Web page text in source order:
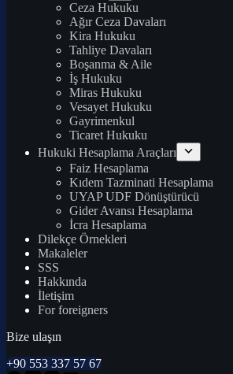
Ceza Hukuku
Ağır Ceza Davaları
Kira Hukuku
Tahliye Davaları
Boşanma & Aile
İş Hukuku
Miras Hukuku
Vesayet Hukuku
Gayrimenkul
Ticaret Hukuku
Hukuki Hesaplama Araçları
Faiz Hesaplama
Kıdem Tazminati Hesaplama
UYAP UDF Dönüştürücü
Gider Avansı Hesaplama
İcra Hesaplama
Dilekçe Örnekleri
Makaleler
SSS
Hakkında
İletişim
For foreigners
Bize ulaşın
+90 553 337 57 67